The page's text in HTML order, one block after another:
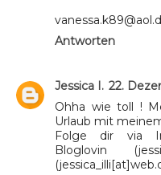
Antworten
Jessica I. 22.
Ohha wie toll !
Urlaub mit
Folge dir via
Bloglovin